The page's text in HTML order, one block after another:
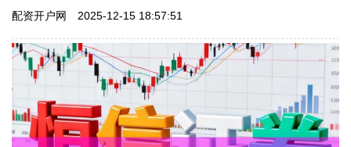
配资开户网 2025-12-15 18:57:51